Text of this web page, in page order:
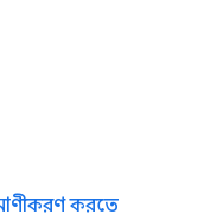
করতে